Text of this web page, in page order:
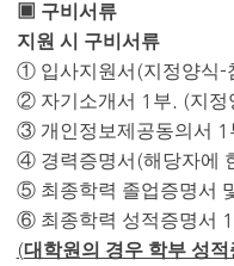
▣ 구비서류
지원 시 구비서류
① 입사지원서 (지정양식-
② 자기소개서 1 부. (지정
③ 개인정보제공동의서 1
④ 경력증명서 (해당자에
⑤ 최종학력 졸업증명서
⑥ 최종학력 성적증명서 1
(대학원의 경우 학부 성